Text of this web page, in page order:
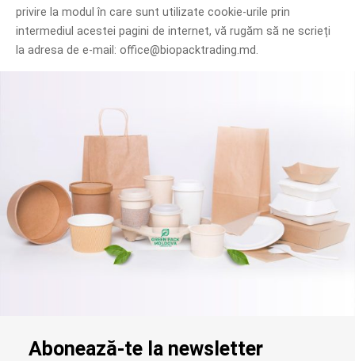
privire la modul în care sunt utilizate cookie-urile prin
intermediul acestei pagini de internet, vă rugăm să ne scrieți
la adresa de e-mail: office@biopacktrading.md.
Abonează-te la newsletter